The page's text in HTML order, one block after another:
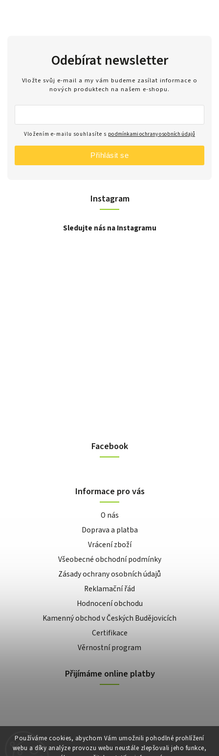
Používáme cookies, abychom Vám umožnili pohodlné prohlížení
webu a díky analýze provozu webu neustále zlepšovali jeho funkce,
Instagram
Sledujte nás na Instagramu
Odebírat newsletter
Vložte svůj e-mail a my vám budeme zasílat informace o
nových produktech na našem e-shopu.
Vložením e-mailu souhlasíte s podmínkami ochrany osobních údajů
Přihlásit se
Facebook
Informace pro vás
O nás
Doprava a platba
Vrácení zboží
Všeobecné obchodní podmínky
Zásady ochrany osobních údajů
Reklamační řád
Hodnocení obchodu
Kamenný obchod v Českých Budějovicích
Certifikace
Věrnostní program
Přijímáme online platby